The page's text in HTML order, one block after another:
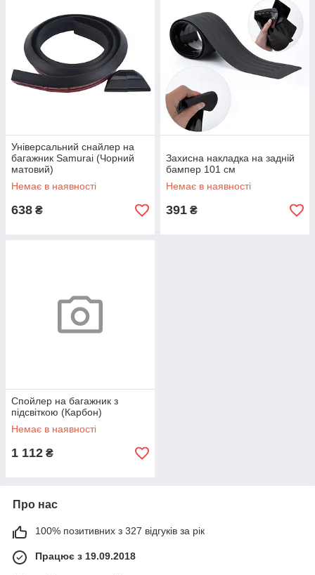
Універсальний снайлер на
багажник Samurai (Чорний
матовий)
Немає в наявності
638 ₴
Захисна накладка на задній
бампер 101 см
Немає в наявності
391 ₴
Спойлер на багажник з
підсвіткою (Карбон)
Немає в наявності
1 112 ₴
Про нас
100% позитивних з 327 відгуків за рік
Працює з 19.09.2018